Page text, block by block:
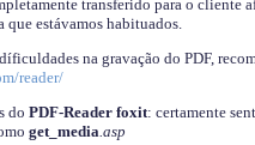
transferido para o cliente
estávamos habituados.
na gravação do PDF,
reader/
do PDF-Reader foxit: certamente
get_media.asp